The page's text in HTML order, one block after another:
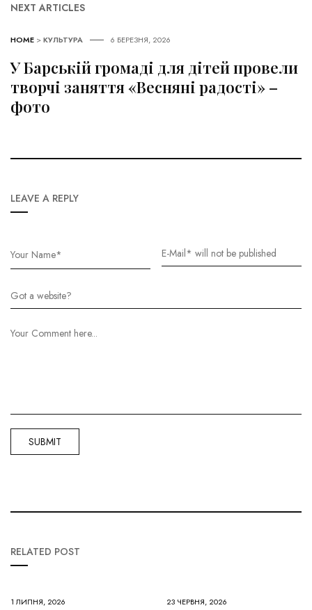
NEXT ARTICLES
HOME >КУЛЬТУРА 6 БЕРЕЗНЯ, 2026
У Барській громаді для дітей провели
творчі заняття «Весняні радості» –
фото
LEAVE A REPLY
RELATED POST
1 ЛИПНЯ, 2026 23 ЧЕРВНЯ, 2026